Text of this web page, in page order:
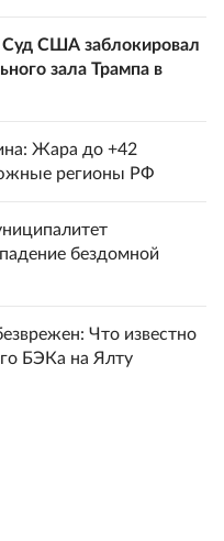
США заблокировал
зала Трампа в
Жара до +42
регионы РФ
бездомной
Что известно
БЭКа на Ялту